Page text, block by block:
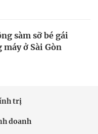
sàm sỡ bé gái
ở Sài Gòn
trị
doanh